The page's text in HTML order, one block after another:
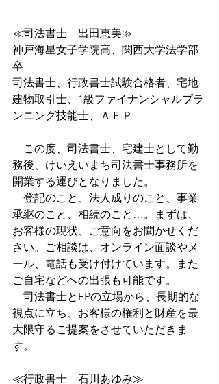
≪司法書士　出田恵美≫
神戸海星女子学院高、関⻄⼤学法学部
卒
司法書士、行政書士試験合格者、宅地
建物取引士、1級ファイナンシャルプラ
ンニング技能士、ＡＦＰ
この度、司法書士、宅建士として勤
務後、けいえいまち司法書士事務所を
開業する運びとなりました。
登記のこと、法人成りのこと、事業
承継のこと、相続のこと…。まずは、
お客様の現状、ご意向をお聞かせくだ
さい。ご相談は、オンライン面談やメ
ール、電話も受け付けています。また
ご自宅などへの出張も可能です。
司法書士とFPの立場から、長期的な
視点に立ち、お客様の権利と財産を最
大限守るご提案をさせていただきま
す。
≪行政書士　石川あゆみ≫